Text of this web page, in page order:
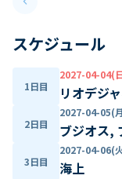
Previous slide
スケジュール
1日目
2027-04-04(
リオデジ
2日目
2027-04-05(
ブジオス,
3日目
2027-04-06(
海上